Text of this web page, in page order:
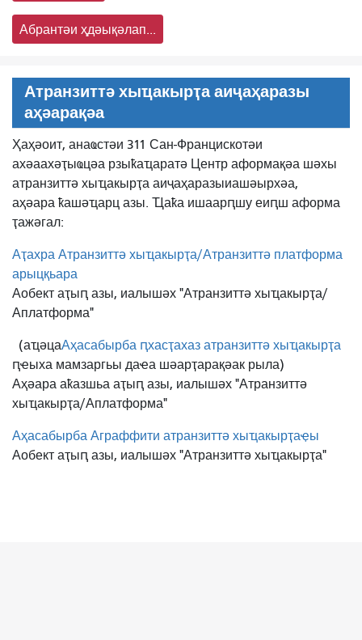
Абрантәи ҳдәықәлап...
Атранзиттә хыҵакырҭа аиҷаҳаразы
аҳәарақәа
Ҳаҳәоит, анаҩстәи 311 Сан-Францискотәи
ахәаахәҭыҩцәа рзыҟаҵаратә Центр аформақәа шәхы
иашәырхәа,
атранзиттә хыҵакырҭа аиҷаҳаразы
аҳәара ҟашәҵарц азы. Ҵаҟа ишаарԥшу еиԥш аформа
ҭажәгал:
Аҭахра Атранзиттә хыҵакырҭа/Атранзиттә платформа
арыцқьара
Аобект аҭыԥ азы, иалышәх "Атранзиттә хыҵакырҭа/
Аплатформа"
Аҳасабырба ԥхасҭахаз атранзиттә хыҵакырҭа
(аҵәца
ԥҽыха мамзаргьы даҽа шәарҭарақәак рыла)
Аҳәара аҟазшьа аҭыԥ азы, иалышәх "Атранзиттә
хыҵакырҭа/Аплатформа"
Аҳасабырба Аграффити атранзиттә хыҵакырҭаҿы
Аобект аҭыԥ азы, иалышәх "Атранзиттә хыҵакырҭа"